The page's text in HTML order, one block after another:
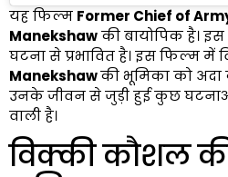
यह फिल्म Former Chief of
Manekshawकी बायोपिक है।
घटना से प्रभावित है। इस फिल्म में
Manekshawकी भूमिका को अदा
उनके जीवन से जुड़ी हुई कुछ
वाली है।
विक्की कौशल